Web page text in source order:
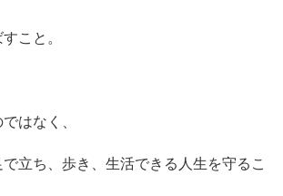
こと。
はなく、
立ち、歩き、生活できる人生を守るこ